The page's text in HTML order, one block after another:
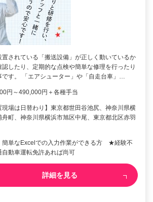
置されている「搬送設備」が正しく動いているか
認したり、定期的な点検や簡単な修理を行ったり
です。 「エアシューター」や「自走台車」…
円～490,000円＋各種手当
現場は日替わり】東京都世田谷池尻、神奈川県横
舟町、神奈川県横浜市旭区中尾、東京都北区赤羽
簡単なExcelでの入力作業ができる方 ★経験不
動車運転免許あれば尚可
詳細を見る